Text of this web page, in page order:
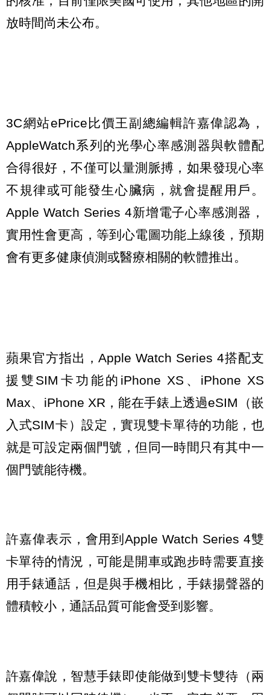
放時間尚未公布。
3C網站ePrice比價王副總編輯許嘉偉認為，
AppleWatch系列的光學心率感測器與軟體配
合得很好，不僅可以量測脈搏，如果發現心率
不規律或可能發生心臟病，就會提醒用戶。
Apple Watch Series 4新增電子心率感測器，
實用性會更高，等到心電圖功能上線後，預期
會有更多健康偵測或醫療相關的軟體推出。
蘋果官方指出，Apple Watch Series 4搭配支
援雙SIM卡功能的iPhone XS、iPhone XS
Max、iPhone XR，能在手錶上透過eSIM（嵌
入式SIM卡）設定，實現雙卡單待的功能，也
就是可設定兩個門號，但同一時間只有其中一
個門號能待機。
許嘉偉表示，會用到Apple Watch Series 4雙
卡單待的情況，可能是開車或跑步時需要直接
用手錶通話，但是與手機相比，手錶揚聲器的
體積較小，通話品質可能會受到影響。
許嘉偉說，智慧手錶即使能做到雙卡雙待（兩